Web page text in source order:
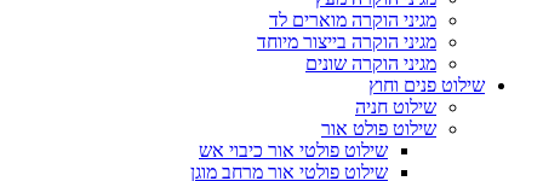
מגיני הוקרה מוארים לד
מגיני הוקרה בייצור מיוחד
מגיני הוקרה שונים
שילוט פנים וחוץ
שילוט חניה
שילוט פולט אור
שילוט פולטי אור כיבוי אש
שילוט פולטי אור מרחב מוגן